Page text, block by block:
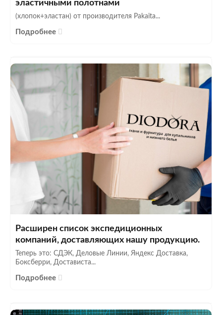
эластичными полотнами
(хлопок+эластан) от производителя Pakaita...
Подробнее
Расширен список экспедиционных
компаний, доставляющих нашу продукцию.
Теперь это: СДЭК, Деловые Линии, Яндекс Доставка,
Боксберри, Достависта...
Подробнее